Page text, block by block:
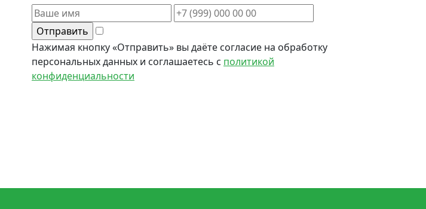
Нажимая кнопку «Отправить» вы даёте согласие на обработку
персональных данных и соглашаетесь с политикой
конфиденциальности